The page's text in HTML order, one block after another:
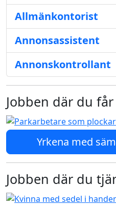
Allmänkontorist
Annonsassistent
Annonskontrollant
Jobben där du
Yrkena med
Jobben där du